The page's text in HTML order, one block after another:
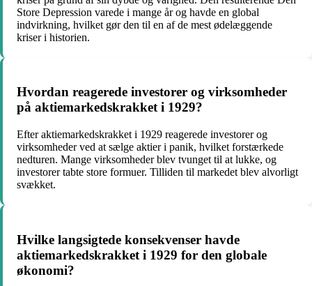
Store Depression varede i mange år og havde en global
indvirkning, hvilket gør den til en af de mest ødelæggende
kriser i historien.
Hvordan reagerede investorer og virksomheder
på aktiemarkedskrakket i 1929?
Efter aktiemarkedskrakket i 1929 reagerede investorer og
virksomheder ved at sælge aktier i panik, hvilket forstærkede
nedturen. Mange virksomheder blev tvunget til at lukke, og
investorer tabte store formuer. Tilliden til markedet blev alvorligt
svækket.
Hvilke langsigtede konsekvenser havde
aktiemarkedskrakket i 1929 for den globale
økonomi?